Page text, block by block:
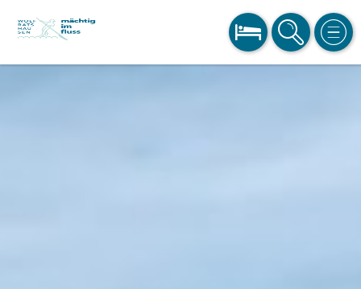
BUCHEN SUCHE MENÜ